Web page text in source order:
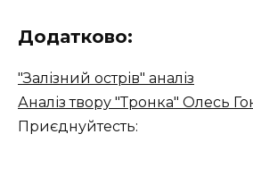
Додатково:
"Залізний острів" аналіз
Аналіз твору "Тронка" Олесь
Приєднуйтесть: